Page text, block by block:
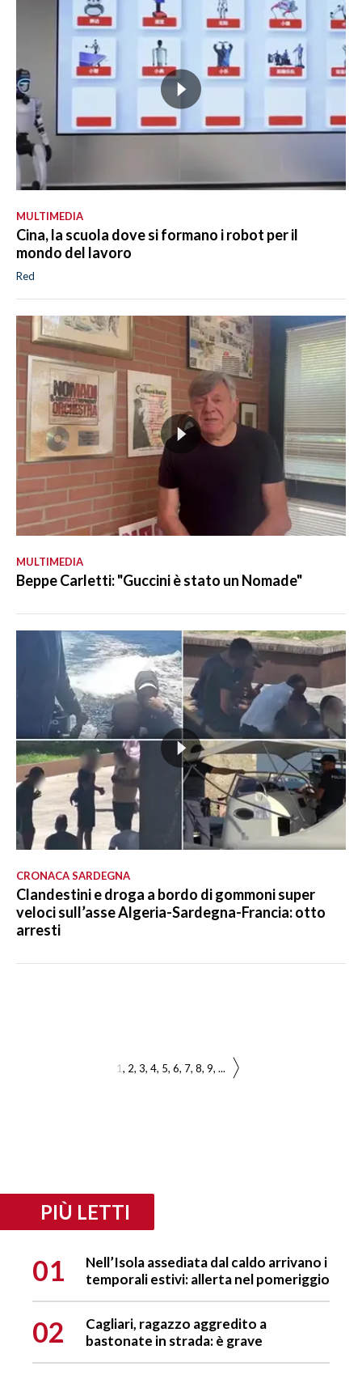
MULTIMEDIA
Cina, la scuola dove si formano i robot per il
mondo del lavoro
Red
MULTIMEDIA
Beppe Carletti: "Guccini è stato un Nomade"
CRONACA SARDEGNA
Clandestini e droga a bordo di gommoni super
veloci sull’asse Algeria-Sardegna-Francia: otto
arresti
1 2 3 4 5 6 7 8 9 ...
PIÙ LETTI
01
Nell’Isola assediata dal caldo arrivano i
temporali estivi: allerta nel pomeriggio
02
Cagliari, ragazzo aggredito a
bastonate in strada: è grave